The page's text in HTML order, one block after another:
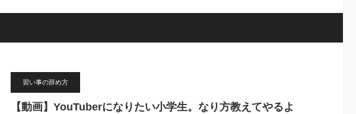
習い事の辞め方
【動画】YouTuberになりたい小学生。なり方教えてやるよ